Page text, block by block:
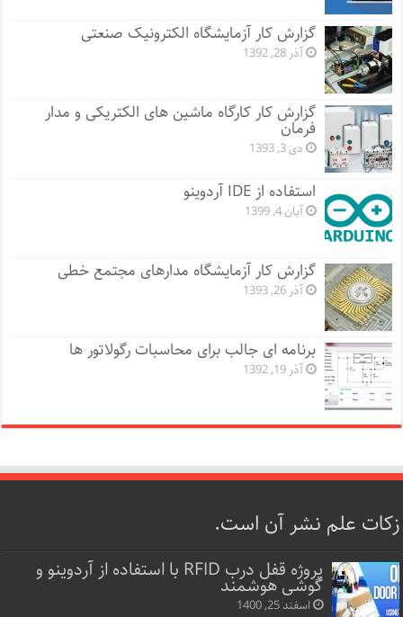
گزارش کار آزمایشگاه الکترونیک صنعتی
آذر 28, 1392
گزارش کار کارگاه ماشین های الکتریکی و مدار
فرمان
دی 3, 1393
استفاده از IDE آردوینو
آبان 4, 1399
گزارش کار آزمایشگاه مدارهای مجتمع خطی
آذر 26, 1393
برنامه ای جالب برای محاسبات رگولاتور ها
آذر 19, 1392
زکات علم نشر آن است.
پروژه قفل‌ درب RFID با استفاده از آردوینو و
گوشی هوشمند
اسفند 25, 1400